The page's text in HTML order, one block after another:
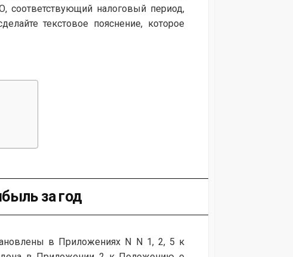
соответствующий налоговый период,
текстовое пояснение, которое
за год
в Приложениях N N 1, 2, 5 к